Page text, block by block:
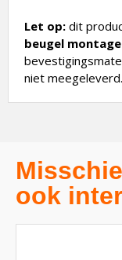
Let op: dit
beugel
niet meegeleverd.
ook